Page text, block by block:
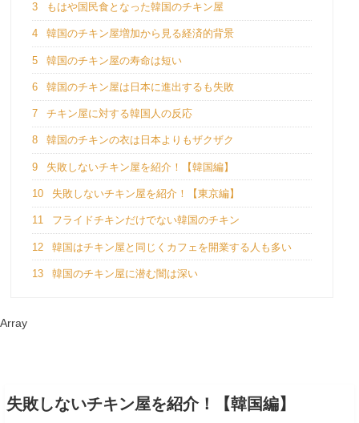
3 もはや国民食となった韓国のチキン屋
4 韓国のチキン屋増加から見る経済的背景
5 韓国のチキン屋の寿命は短い
6 韓国のチキン屋は日本に進出するも失敗
7 チキン屋に対する韓国人の反応
8 韓国のチキンの衣は日本よりもザクザク
9 失敗しないチキン屋を紹介！【韓国編】
10 失敗しないチキン屋を紹介！【東京編】
11 フライドチキンだけでない韓国のチキン
12 韓国はチキン屋と同じくカフェを開業する人も多い
13 韓国のチキン屋に潜む闇は深い
Array
失敗しないチキン屋を紹介！【韓国編】